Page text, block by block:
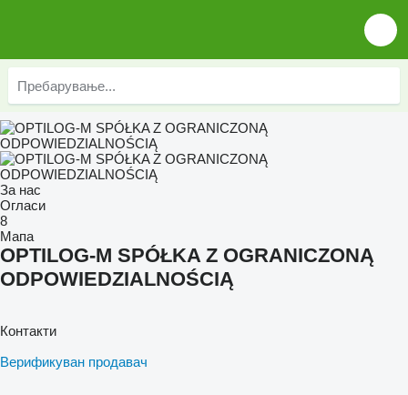
За нас
Огласи
8
Мапа
OPTILOG-M SPÓŁKA Z OGRANICZONĄ
ODPOWIEDZIALNOŚCIĄ
Контакти
Верификуван продавач